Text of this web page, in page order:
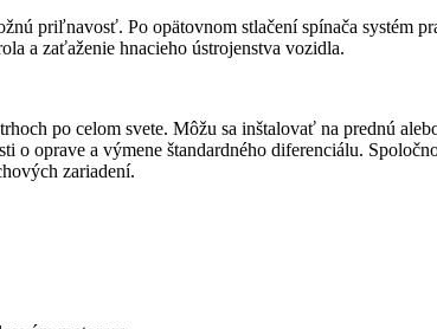
priľnavosť. Po opätovnom stlačení spínača systém
a zaťaženie hnacieho ústrojenstva vozidla.
po celom svete. Môžu sa inštalovať na prednú
o oprave a výmene štandardného diferenciálu.
zariadení.